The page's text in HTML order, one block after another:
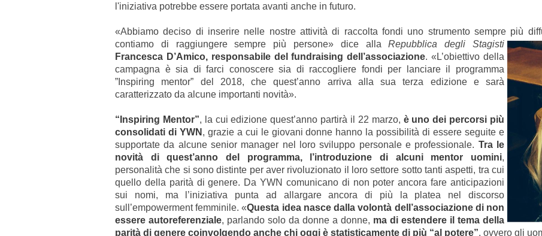
l'iniziativa potrebbe essere portata avanti anche in futuro.
«Abbiamo deciso di inserire nelle nostre attività di raccolta fondi uno strumento sempre più
contiamo di raggiungere sempre più persone» dice allaRepubblica degli Stagisti
Francesca D’Amico, responsabile del fundraising dell’associazione. «L’obiettivo della
campagna è sia di farci conoscere sia di raccogliere fondi per lanciare il programma
”Inspiring mentor” del 2018, che quest’anno arriva alla sua terza edizione e sarà
caratterizzato da alcune importanti novità».
“Inspiring Mentor”, la cui edizione quest’anno partirà il 22 marzo, è uno dei percorsi più
consolidati di YWN , grazie a cui le giovani donne hanno la possibilità di essere seguite e
supportate da alcune senior manager nel loro sviluppo personale e professionale. Tra le
novità di quest’anno del programma, l’introduzione di alcuni mentor uomini,
personalità che si sono distinte per aver rivoluzionato il loro settore sotto tanti aspetti, tra cui
quello della parità di genere. Da YWN comunicano di non poter ancora fare anticipazioni
sui nomi, ma l’iniziativa punta ad allargare ancora di più la platea nel discorso
sull’empowerment femminile. «Questa idea nasce dalla volontà dell’associazione di non
essere autoreferenziale, parlando solo da donne a donne, ma di estendere il tema della
parità di genere coinvolgendo anche chi oggi è statisticamente di più “al potere”, ovvero gli